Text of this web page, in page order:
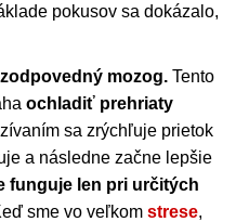
pokusov sa dokázalo,
mozog. Tento
ochladiť prehriaty
sa zrýchľuje prietok
a následne začne lepšie
funguje len pri určitých
sme vo veľkom strese,